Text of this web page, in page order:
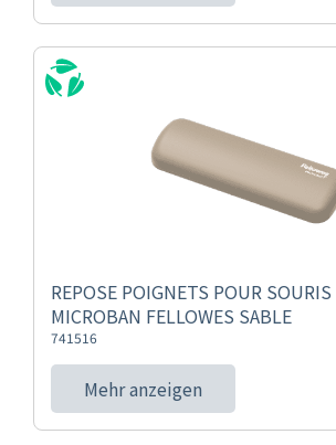
REPOSE POIGNETS POUR SOURIS
MICROBAN FELLOWES SABLE
741516
Mehr anzeigen